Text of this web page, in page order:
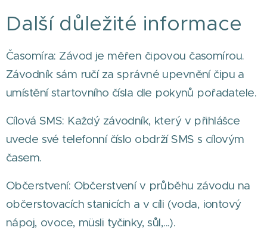
Další důležité informace
Časomíra: Závod je měřen čipovou časomírou.
Závodník sám ručí za správné upevnění čipu a
umístění startovního čísla dle pokynů pořadatele.
Cílová SMS: Každý závodník, který v přihlášce
uvede své telefonní číslo obdrží SMS s cílovým
časem.
Občerstvení: Občerstvení v průběhu závodu na
občerstovacích stanicích a v cíli (voda, iontový
nápoj, ovoce, müsli tyčinky, sůl,...).